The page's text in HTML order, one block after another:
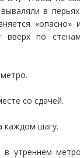
в
«опасно»
вверх по
со сдачей.
каждом шагу.
в утреннем